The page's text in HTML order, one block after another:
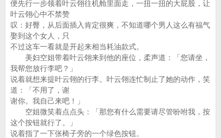
便先行一步领着叶云翎往机舱里面走，一扭一扭的大屁股，让
叶云翎心中不禁赞
叹：好臀，从后面插入肯定很爽，不知道哪个男人这么有福气
娶到这个女人，只
不过这车一看就是开起来相当耗油款式。
美妇空姐带着叶云翎来到他的座位，柔声道：「您请坐，
我帮您放行李吧？」
说着就想来提叶云翎的行李。叶云翎连忙制止了她的动作，笑
道：「不用了，谢
谢你。我自己来吧！」
空姐微笑着点点头：「那您有什么需要请尽管吩咐我，按
这个按钮就行了。」
说着指了一下张椅子旁的一个绿色按钮。